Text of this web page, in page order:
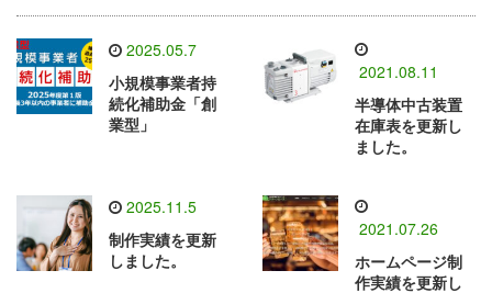
2025.05.7
小規模事業者持
続化補助金「創
業型」
2021.08.11
半導体中古装置
在庫表を更新し
ました。
2025.11.5
制作実績を更新
しました。
2021.07.26
ホームページ制
作実績を更新し